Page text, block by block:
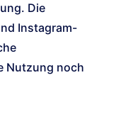
Die
Instagram-
Nutzung noch